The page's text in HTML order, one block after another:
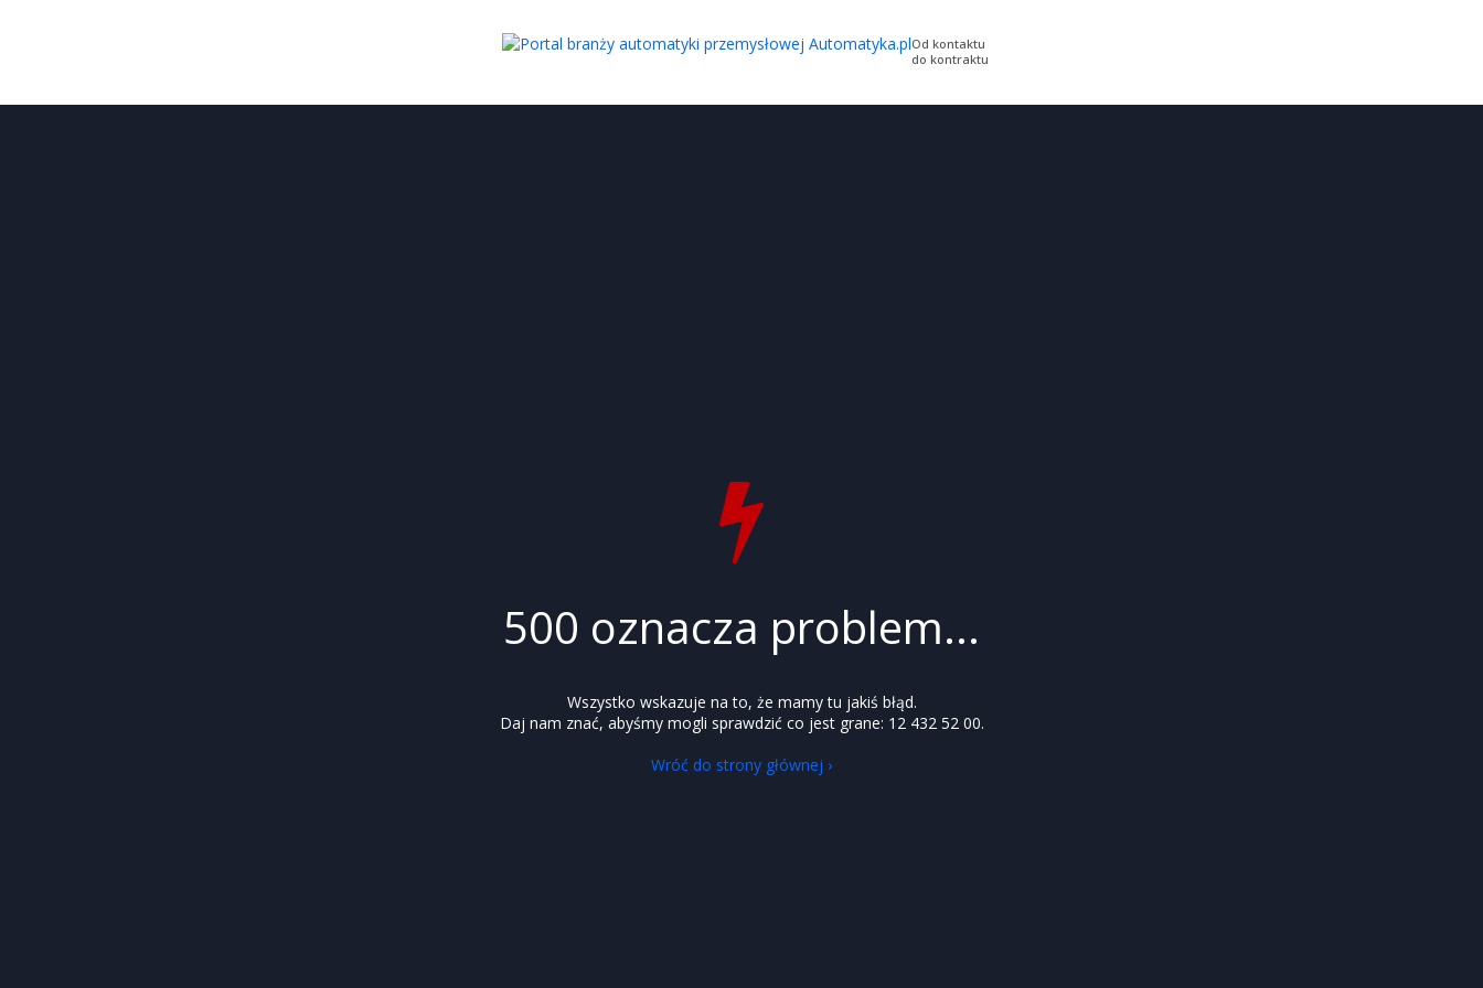
Od kontaktu
do kontraktu
500 oznacza problem...
Wszystko wskazuje na to, że mamy tu jakiś błąd.
Daj nam znać, abyśmy mogli sprawdzić co jest grane: 12 432 52 00.
Wróć do strony głównej ›